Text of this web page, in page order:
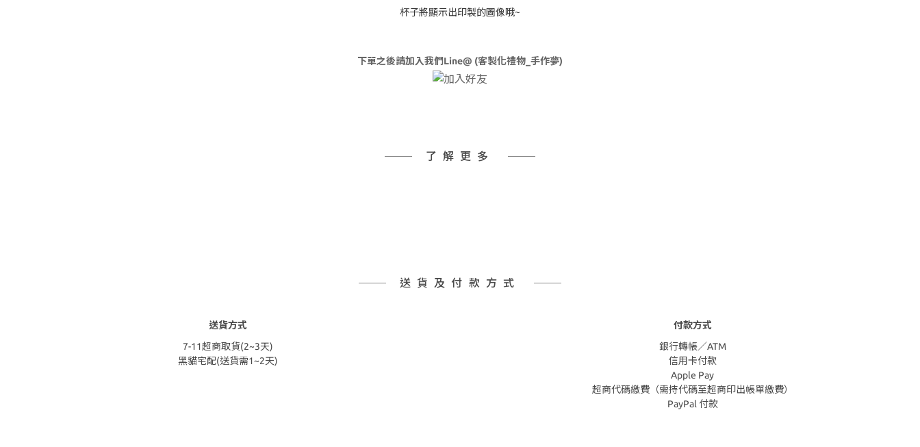
杯子將顯示出印製的圖像哦~
下單之後請加入我們Line@ (客製化禮物_手作夢)
了解更多
送貨及付款方式
送貨方式
7-11超商取貨(2~3天)
黑貓宅配(送貨需1~2天)
付款方式
銀行轉帳／ATM
信用卡付款
Apple Pay
超商代碼繳費（需持代碼至超商印出帳單繳費）
PayPal 付款